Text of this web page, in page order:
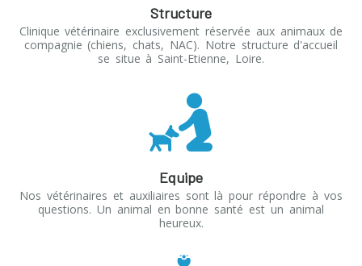
Structure
Clinique vétérinaire exclusivement réservée aux animaux de
compagnie (chiens, chats, NAC). Notre structure d'accueil
se situe à Saint-Etienne, Loire.
Equipe
Nos vétérinaires et auxiliaires sont là pour répondre à vos
questions. Un animal en bonne santé est un animal
heureux.